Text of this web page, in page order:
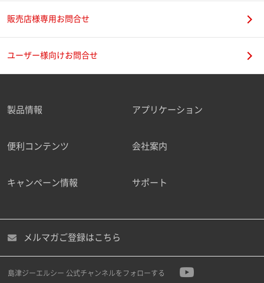
販売店様専用お問合せ
ユーザー様向けお問合せ
製品情報 アプリケーション
便利コンテンツ 会社案内
キャンペーン情報 サポート
メルマガご登録はこちら
島津ジーエルシー 公式チャンネルをフォローする